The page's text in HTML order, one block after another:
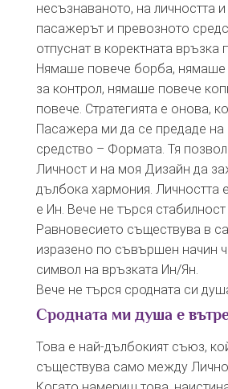
несъзнаваното, на личността
пасажерът и превозното
отпуснат в коректната връзка
Нямаше повече борба, нямаше
за контрол, нямаше повече
повече. Стратегията е онова,
Пасажера ми да се предаде на
средство – Формата. Тя
Личност и на моя Дизайн да
дълбока хармония. Личността
е Ин. Вече не търся
Равновесието съществува в
изразено по съвършен начин
символ на връзката Ин/Ян.
Вече не търся сродната си
Сродната ми душа е
Това е най-дълбокият съюз,
съществува само между